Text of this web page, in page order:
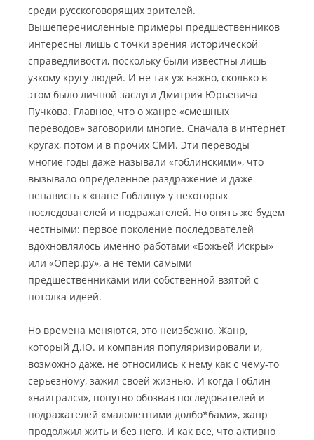
среди русскоговорящих зрителей.
Вышеперечисленные примеры предшественников
интересны лишь с точки зрения исторической
справедливости, поскольку были известны лишь
узкому кругу людей. И не так уж важно, сколько в
этом было личной заслуги Дмитрия Юрьевича
Пучкова. Главное, что о жанре «смешных
переводов» заговорили многие. Сначала в интернет
кругах, потом и в прочих СМИ. Эти переводы
многие годы даже называли «гоблинскими», что
вызывало определенное раздражение и даже
ненависть к «папе Гоблину» у некоторых
последователей и подражателей. Но опять же будем
честными: первое поколение последователей
вдохновлялось именно работами «Божьей Искры»
или «Опер.ру», а не теми самыми
предшественниками или собственной взятой с
потолка идеей.
Но времена меняются, это неизбежно. Жанр,
который Д.Ю. и компания популяризировали и,
возможно даже, не относились к нему как с чему-то
серьезному, зажил своей жизнью. И когда Гоблин
«наигрался», попутно обозвав последователей и
подражателей «малолетними долбо*бами», жанр
продолжил жить и без него. И как все, что активно